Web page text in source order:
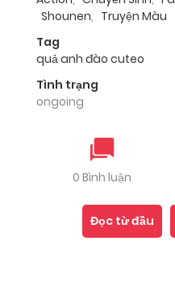
Shounen, Truyện Màu
Tag
quả anh đào cuteo
Tình trạng
ongoing
0 Bình luận
Đọc từ đầu